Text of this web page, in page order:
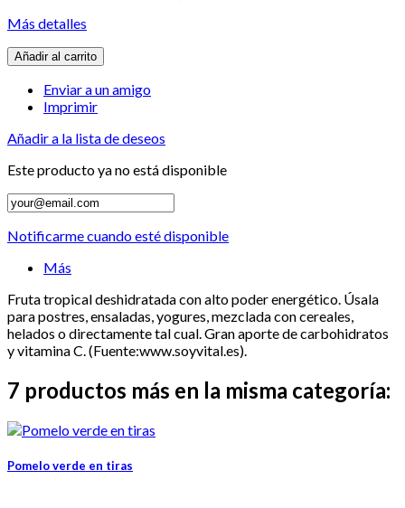
Más detalles
Añadir al carrito
Enviar a un amigo
Imprimir
Añadir a la lista de deseos
Este producto ya no está disponible
Notificarme cuando esté disponible
Más
Fruta tropical deshidratada con alto poder energético. Úsala
para postres, ensaladas, yogures, mezclada con cereales,
helados o directamente tal cual. Gran aporte de carbohidratos
y vitamina C. (Fuente:www.soyvital.es).
7 productos más en la misma categoría:
Pomelo verde en tiras